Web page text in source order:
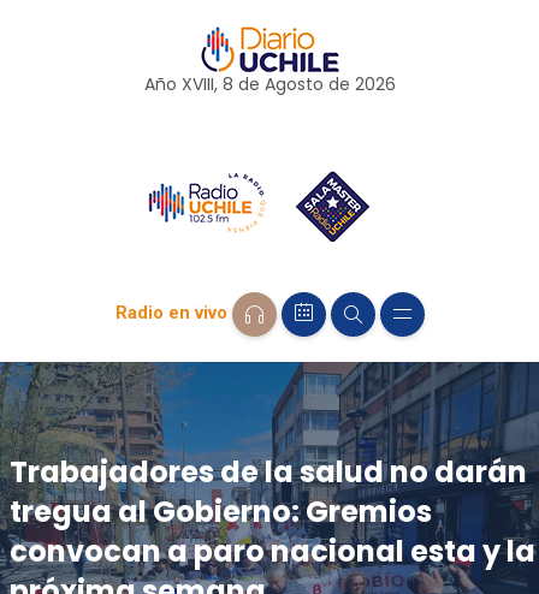
Año XVIII, 8 de Agosto de 2026
Radio en vivo
Trabajadores de la salud no darán
tregua al Gobierno: Gremios
convocan a paro nacional esta y la